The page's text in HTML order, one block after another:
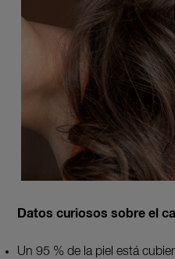
Datos curiosos sobre el
Un 95 % de la piel está